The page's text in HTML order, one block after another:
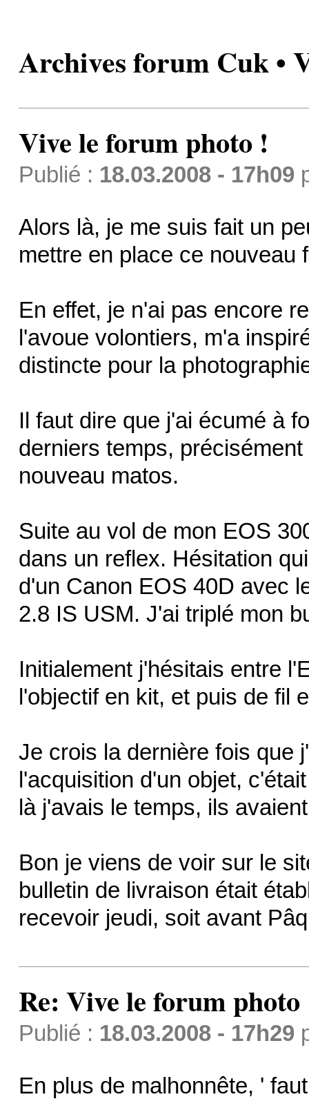
Archives forum Cuk •
Vive le forum photo !
Publié : 18.03.2008 - 17h09
Alors là, je me suis fait un
mettre en place ce nouveau
En effet, je n'ai pas encore
l'avoue volontiers, m'a
distincte pour la
Il faut dire que j'ai écumé à
derniers temps,
nouveau matos.
Suite au vol de mon EOS
dans un reflex. Hésitation
d'un Canon EOS 40D avec
2.8 IS USM. J'ai triplé mon
Initialement j'hésitais entre
l'objectif en kit, et puis de fil
Je crois la dernière fois que
l'acquisition d'un objet,
là j'avais le temps, ils
Bon je viens de voir sur le
bulletin de livraison était
recevoir jeudi, soit avant
Re: Vive le forum photo
Publié : 18.03.2008 - 17h29
En plus de malhonnête, '